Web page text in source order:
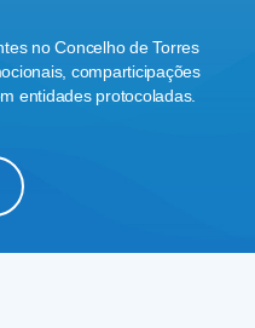
no Concelho de Torres
comparticipações
entidades protocoladas.